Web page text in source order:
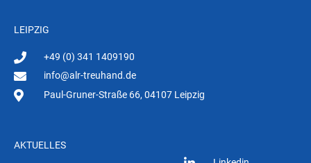
LEIPZIG
+49 (0) 341 1409190
info@alr-treuhand.de
Paul-Gruner-Straße 66, 04107 Leipzig
AKTUELLES